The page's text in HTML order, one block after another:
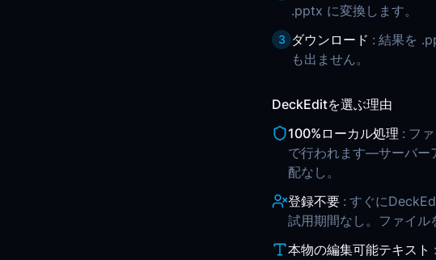
.pptx に変換します。
3 ダウンロード : 結果を
も出ません。
DeckEditを選ぶ理由
100%ローカル処理 : フ
で行われます—サーバー
配なし。
登録不要 : すぐに
試用期間なし。ファイル
本物の編集可能テキスト :